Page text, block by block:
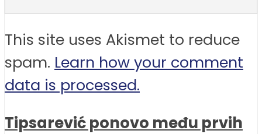
This site uses Akismet to reduce
spam. Learn how your comment
data is processed.
Tipsarević ponovo među prvih